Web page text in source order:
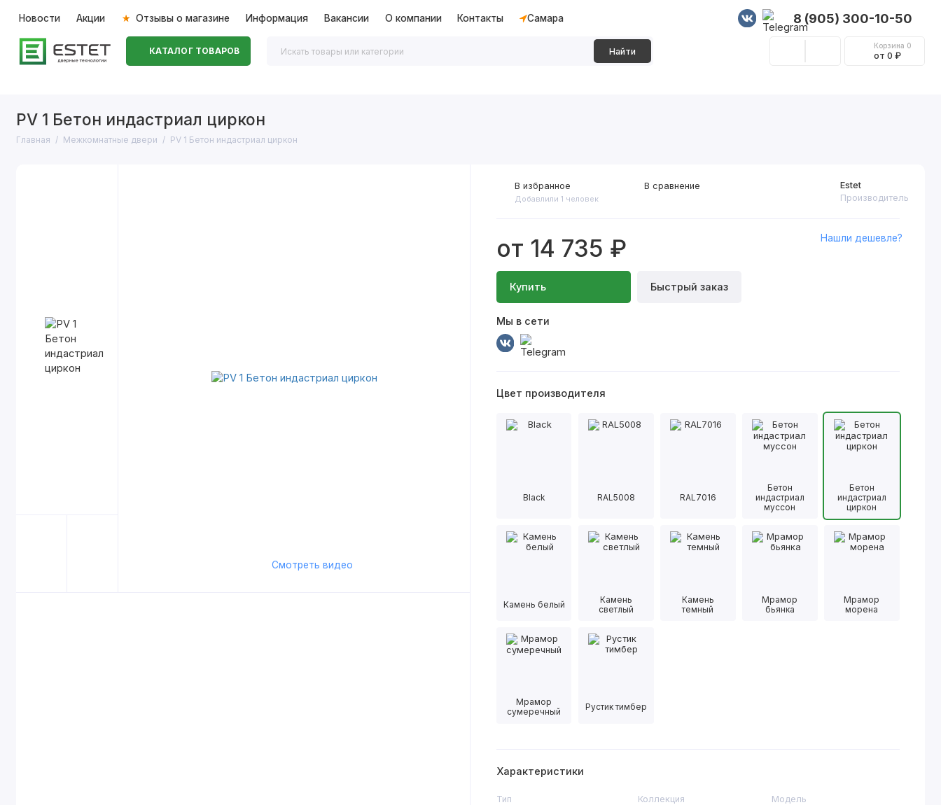
Новости Акции Отзывы о магазине Информация Вакансии О компании Контакты Самара 8 (905) 300-10-50
КАТАЛОГ ТОВАРОВ Найти
Корзина 0
от 0 ₽
PV 1 Бетон индастриал циркон
Главная Межкомнатные двери PV 1 Бетон индастриал циркон
Смотреть видео
Estet
Производитель
от 14 735 ₽
Купить Быстрый заказ
Нашли дешевле?
Мы в сети
В избранное
Добавлили 1 человек
В сравнение
Цвет производителя
Black RAL5008 RAL7016
Бетон
индастриал
муссон
Бетон
индастриал
циркон
Камень белый
Камень
светлый
Камень
темный
Мрамор
бьянка
Мрамор
морена
Мрамор
сумеречный
Рустик тимбер
Характеристики
Тип Коллекция Модель